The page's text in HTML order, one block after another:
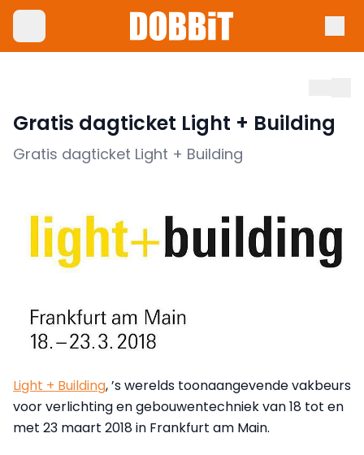
Gratis dagticket Light + Building
Gratis dagticket Light + Building
Light + Building, ’s werelds toonaangevende vakbeurs
voor verlichting en gebouwentechniek van 18 tot en
met 23 maart 2018 in Frankfurt am Main.